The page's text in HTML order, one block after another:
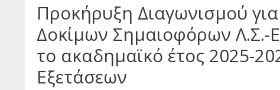
Προκήρυξη Διαγωνισμού
Δοκίμων Σημαιοφόρων Λ.Σ.-
το ακαδημαϊκό έτος 2025-
Εξετάσεων